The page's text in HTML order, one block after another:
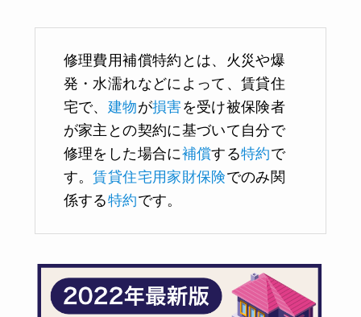
修理費用補償特約とは、火災や爆
発・水濡れなどによって、賃貸住
宅で、 建物が損害を受け被保険者
が家主との契約に基づいて自分で
修理をした場合に補償する特約で
す。賃貸住宅用家財保険でのみ関
係する特約です。